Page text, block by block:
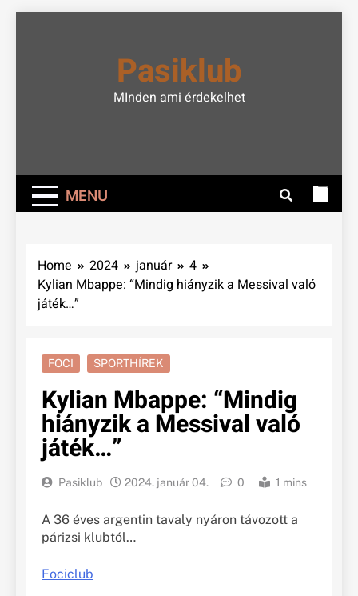
Pasiklub
MInden ami érdekelhet
MENU
Home 2024 január
4
Kylian Mbappe: “Mindig hiányzik a Messival való
játék…”
FOCI SPORTHÍREK
Kylian Mbappe: “Mindig
hiányzik a Messival való
játék…”
Pasiklub 2024. január 04. 0 1 mins
A 36 éves argentin tavaly nyáron távozott a
párizsi klubtól…
Fociclub